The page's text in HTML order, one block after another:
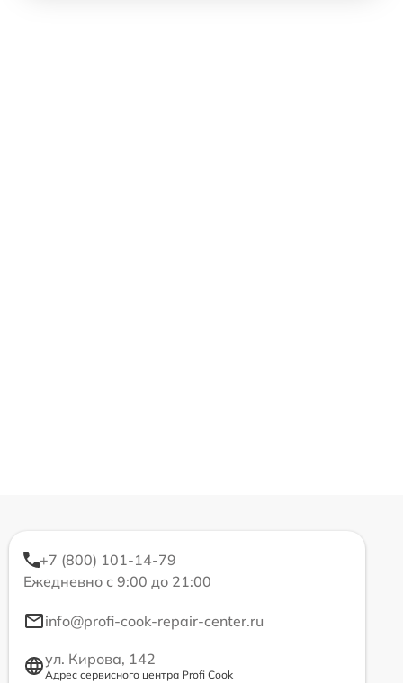
+7 (800) 101-14-79
Ежедневно с 9:00 до 21:00
info@profi-cook-repair-center.ru
ул. Кирова, 142
Адрес сервисного центра Profi Cook